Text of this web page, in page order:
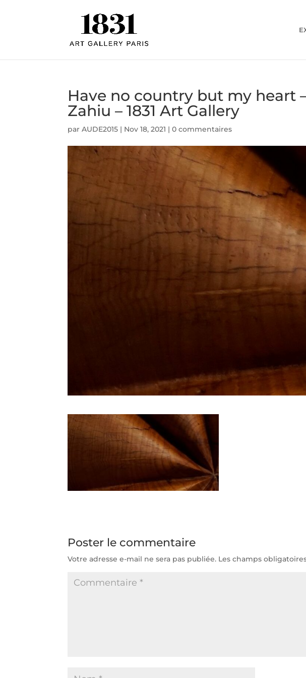
Have no country but my heart
Zahiu – 1831 Art Gallery
parAUDE2015 | Nov 18, 2021 |0 commentaires
Poster le commentaire
Votre adresse e-mail ne sera pas publiée. Les champs